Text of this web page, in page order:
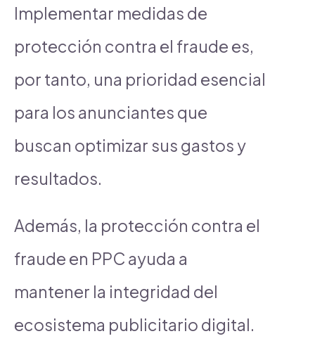
Implementar medidas de
protección contra el fraude es,
por tanto, una prioridad esencial
para los anunciantes que
buscan optimizar sus gastos y
resultados.
Además, la protección contra el
fraude en PPC ayuda a
mantener la integridad del
ecosistema publicitario digital.